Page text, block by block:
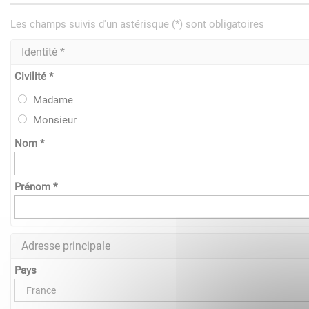
Les champs suivis d'un astérisque (*) sont obligatoires
Identité *
Civilité *
Madame
Monsieur
Nom *
Prénom *
Adresse principale
Pays
France